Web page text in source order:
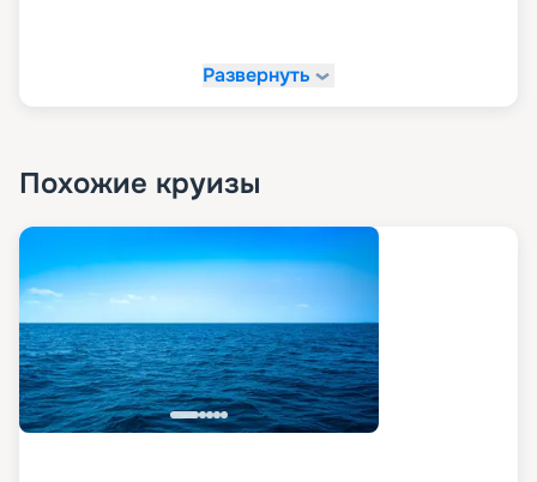
Развернуть
Похожие круизы